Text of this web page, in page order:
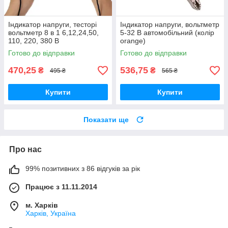
Індикатор напруги, тесторі
вольтметр 8 в 1 6,12,24,50,
110, 220, 380 В
Універсальний
Готово до відправки
470,25 ₴ 495 ₴
Купити
Індикатор напруги, вольтметр
5-32 В автомобільний (колір
orange)
Готово до відправки
536,75 ₴ 565 ₴
Купити
Показати ще
Про нас
99% позитивних з 86 відгуків за рік
Працює з 11.11.2014
м. Харків
Харків, Україна